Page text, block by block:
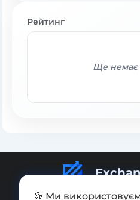
Рейтинг
Ще немає
🍪 Ми